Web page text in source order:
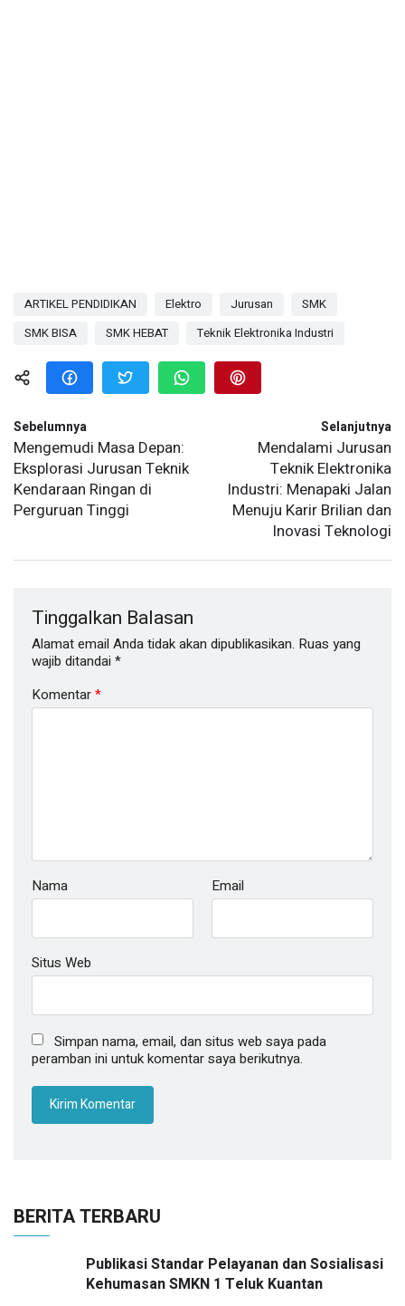
ARTIKEL PENDIDIKAN Elektro Jurusan
SMK
SMK BISA
SMK HEBAT Teknik Elektronika Industri
Sebelumnya
Mengemudi Masa Depan:
Eksplorasi Jurusan Teknik
Kendaraan Ringan di
Perguruan Tinggi
Selanjutnya
Mendalami Jurusan
Teknik Elektronika
Industri: Menapaki Jalan
Menuju Karir Brilian dan
Inovasi Teknologi
Tinggalkan Balasan
Alamat email Anda tidak akan dipublikasikan. Ruas yang
wajib ditandai *
Komentar*
Nama Email
Situs Web
Simpan nama, email, dan situs web saya pada
peramban ini untuk komentar saya berikutnya.
BERITA TERBARU
Publikasi Standar Pelayanan dan Sosialisasi
Kehumasan SMKN 1 Teluk Kuantan